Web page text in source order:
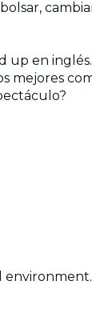
en
mejores
environment.